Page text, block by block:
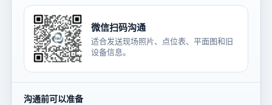
微信扫码沟通
适合发送现场照片、点位表、平面图和旧
设备信息。
沟通前可以准备